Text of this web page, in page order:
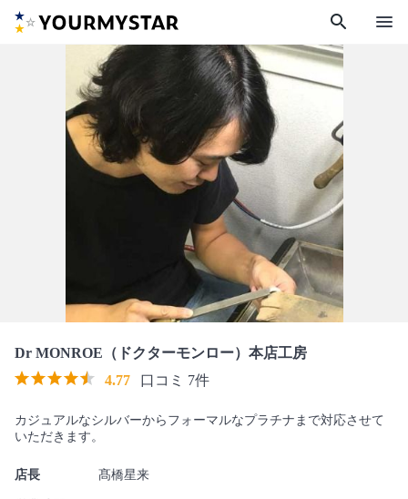
search menu
Dr MONROE（ドクターモンロー）本店工房
4.77
口コミ 7件
カジュアルなシルバーからフォーマルなプラチナまで対応させて
いただきます。
店長 髙橋星来